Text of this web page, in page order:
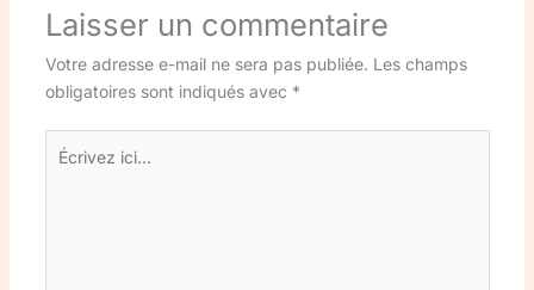
Laisser un commentaire
Votre adresse e-mail ne sera pas publiée. Les champs
obligatoires sont indiqués avec *
Écrivez
ici…